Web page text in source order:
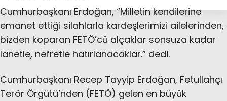
Cumhurbaşkanı Erdoğan, “Milletin kendilerine
emanet ettiği silahlarla kardeşlerimizi ailelerinden,
bizden koparan FETÖ’cü alçaklar sonsuza kadar
lanetle, nefretle hatırlanacaklar.” dedi.
Cumhurbaşkanı Recep Tayyip Erdoğan, Fetullahçı
Terör Örgütü’nden (FETÖ) gelen en büyük